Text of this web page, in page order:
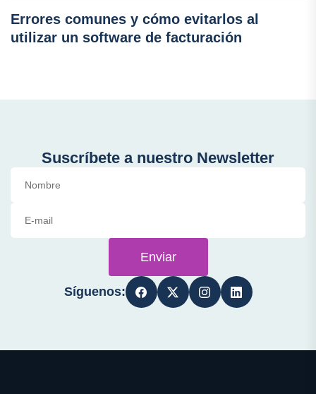
Errores comunes y cómo evitarlos al
utilizar un software de facturación
Suscríbete a nuestro Newsletter
Enviar
Síguenos: